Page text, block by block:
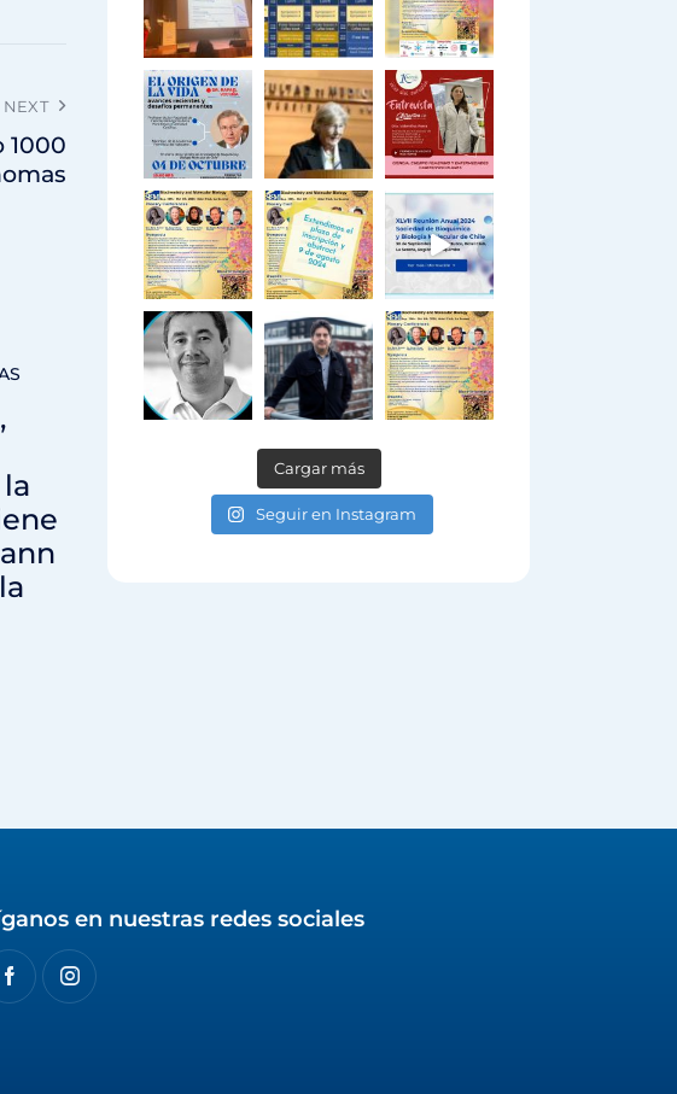
NEXT
1000
Cargar más
Seguir en Instagram
en nuestras redes sociales